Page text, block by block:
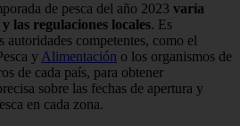
de pesca del año 2023 varía
las regulaciones locales. Es
autoridades competentes, como el
y Alimentación o los organismos de
de cada país, para obtener
sobre las fechas de apertura y
en cada zona.